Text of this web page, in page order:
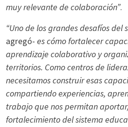
muy relevante de colaboración”.
“Uno de los grandes desafíos del
agregó- es cómo fortalecer
aprendizaje colaborativo y
territorios. Como centros de
necesitamos construir esas
compartiendo experiencias,
trabajo que nos permitan
fortalecimiento del sistema